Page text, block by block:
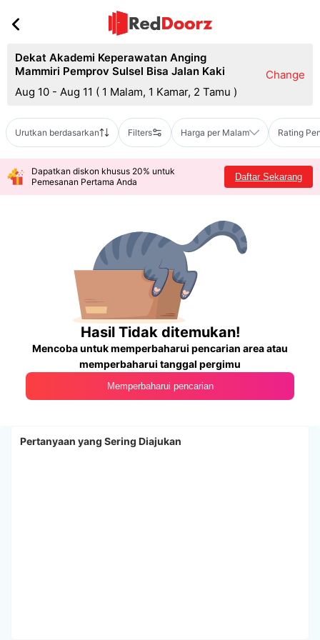
Dekat Akademi Keperawatan Anging
Mammiri Pemprov Sulsel Bisa Jalan Kaki
Aug 10 - Aug 11 ( 1 Malam, 1 Kamar, 2 Tamu )
Change
Urutkan berdasarkan Filters Harga per Malam Rating
Dapatkan diskon khusus 20% untuk
Pemesanan Pertama Anda
Daftar Sekarang
Hasil Tidak ditemukan!
Mencoba untuk memperbaharui pencarian area atau
memperbaharui tanggal pergimu
Memperbaharui pencarian
Pertanyaan yang Sering Diajukan